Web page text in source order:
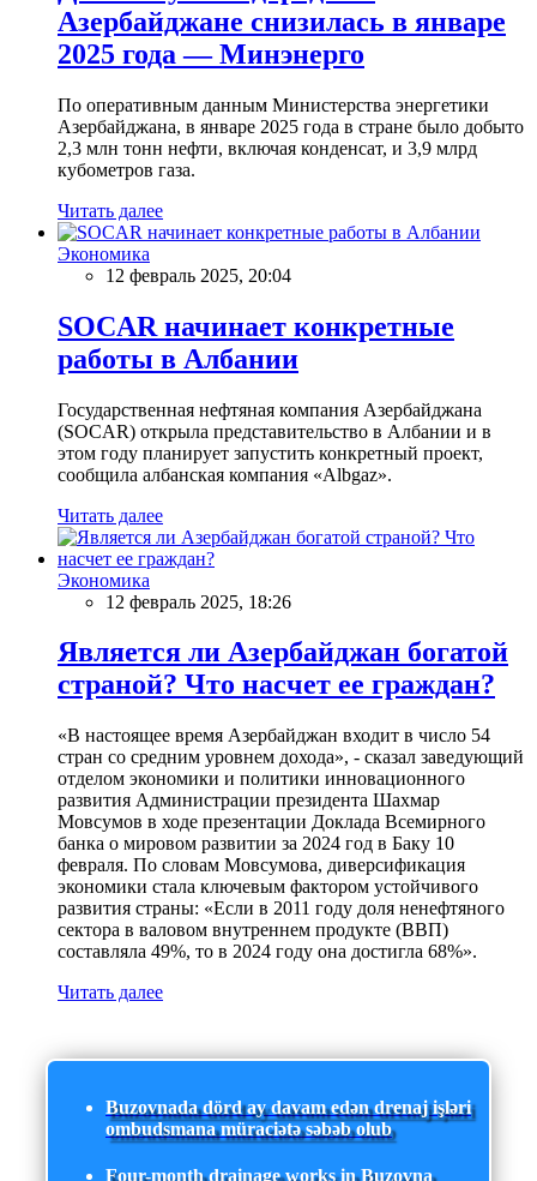
Азербайджане снизилась в январе
2025 года — Минэнерго
По оперативным данным Министерства энергетики
Азербайджана, в январе 2025 года в стране было добыто
2,3 млн тонн нефти, включая конденсат, и 3,9 млрд
кубометров газа.
Читать далее
Экономика
12 февраль 2025, 20:04
SOCAR начинает конкретные
работы в Албании
Государственная нефтяная компания Азербайджана
(SOCAR) открыла представительство в Албании и в
этом году планирует запустить конкретный проект,
сообщила албанская компания «Albgaz».
Читать далее
Экономика
12 февраль 2025, 18:26
Является ли Азербайджан богатой
страной? Что насчет ее граждан?
«В настоящее время Азербайджан входит в число 54
стран со средним уровнем дохода», - сказал заведующий
отделом экономики и политики инновационного
развития Администрации президента Шахмар
Мовсумов в ходе презентации Доклада Всемирного
банка о мировом развитии за 2024 год в Баку 10
февраля. По словам Мовсумова, диверсификация
экономики стала ключевым фактором устойчивого
развития страны: «Если в 2011 году доля ненефтяного
сектора в валовом внутреннем продукте (ВВП)
составляла 49%, то в 2024 году она достигла 68%».
Читать далее
Buzovnada dörd ay davam edən drenaj işləri
ombudsmana müraciətə səbəb olub
Four-month drainage works in Buzovna